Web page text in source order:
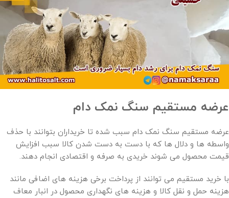
عرضه مستقیم سنگ نمک دام
عرضه مستقیم سنگ نمک دام سبب شده تا خریداران بتوانند با حذف
واسطه‌ ها و دلال‌ ها که با دست به دست شدن کالا سبب افزایش
قیمت محصول می شوند خریدی به صرفه و اقتصادی انجام دهند.
با خرید مستقیم می‌ توانند از پرداخت برخی هزینه‌ های اضافی مانند
هزینه حمل و نقل کالا و هزینه های نگهداری محصول در انبار معاف